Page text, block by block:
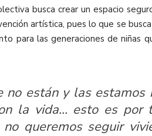
busca crear un espacio
artística, pues lo que se
para las generaciones de
no están y las
la vida… esto es por
queremos seguir